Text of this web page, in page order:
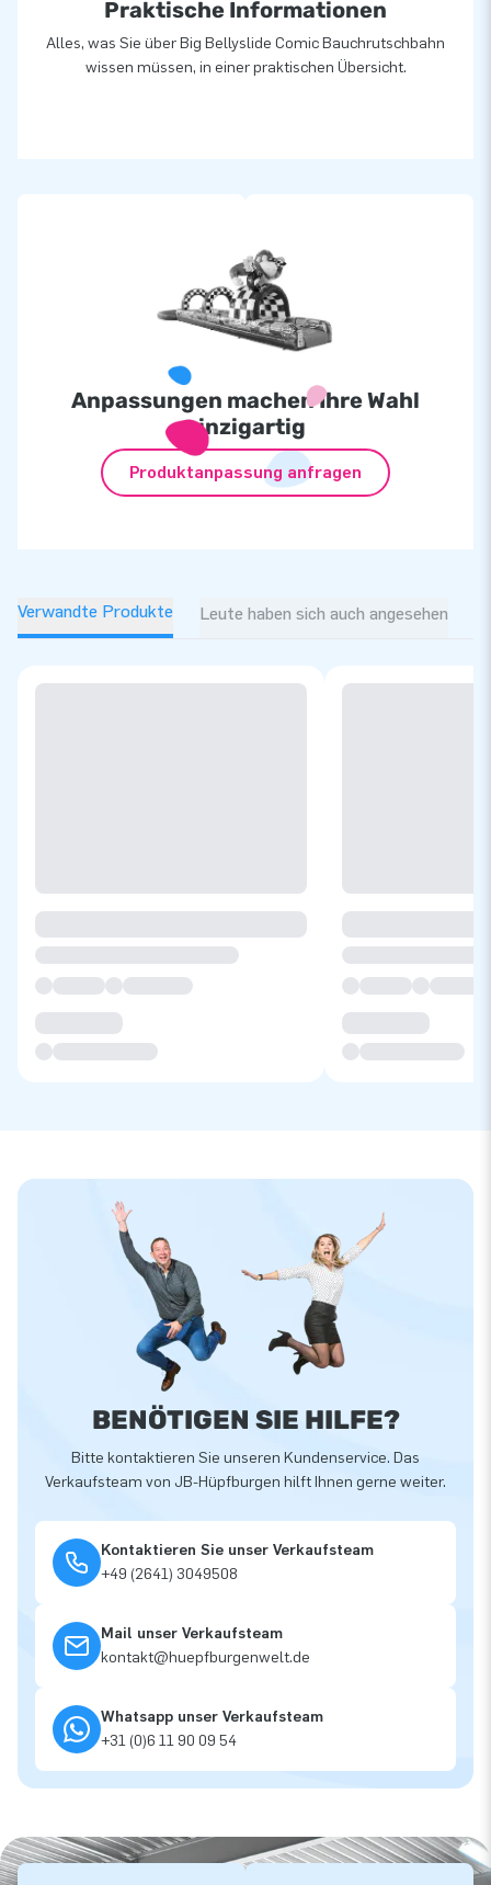
Praktische Informationen
Alles, was Sie über Big Bellyslide Comic Bauchrutschbahn
wissen müssen, in einer praktischen Übersicht.
Anpassungen machen Ihre Wahl
einzigartig
Produktanpassung anfragen
Verwandte Produkte Leute haben sich auch angesehen
BENÖTIGEN SIE HILFE?
Bitte kontaktieren Sie unseren Kundenservice. Das
Verkaufsteam von JB-Hüpfburgen hilft Ihnen gerne weiter.
Kontaktieren Sie unser Verkaufsteam
+49 (2641) 3049508
Mail unser Verkaufsteam
kontakt@huepfburgenwelt.de
Whatsapp unser Verkaufsteam
+31 (0)6 11 90 09 54